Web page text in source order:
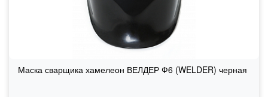
Маска сварщика хамелеон ВЕЛДЕР Ф6 (WELDER) черная